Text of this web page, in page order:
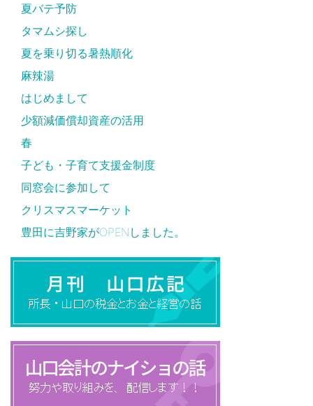
夏バテ予防
タマムシ探し
夏を乗り切る暑熱順化
麻辣湯
はじめまして
少額減価償却資産の活用
春
子ども・子育て支援金制度
同窓会に参加して
クリスマスマーケット
豊田に吉野家がOPENしました。